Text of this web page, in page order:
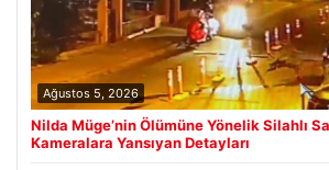
Ağustos 5, 2026
Nilda Müge’nin Ölümüne Yönelik Silahlı
Kameralara Yansıyan Detayları